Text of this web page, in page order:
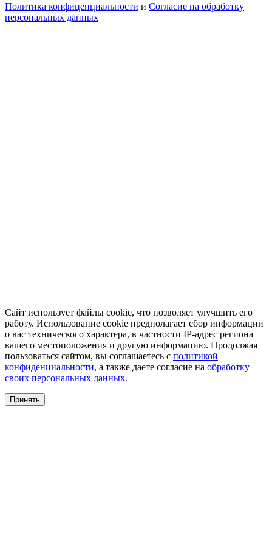
Политика конфиценциальности и Согласие на обработку
персональных данных
Сайт использует файлы cookie, что позволяет улучшить его
работу. Использование cookie предполагает сбор информации
о вас технического характера, в частности IP-адрес региона
вашего местоположения и другую информацию. Продолжая
пользоваться сайтом, вы соглашаетесь с политикой
конфиденциальности, а также даете согласие на обработку
своих персональных данных.
Принять